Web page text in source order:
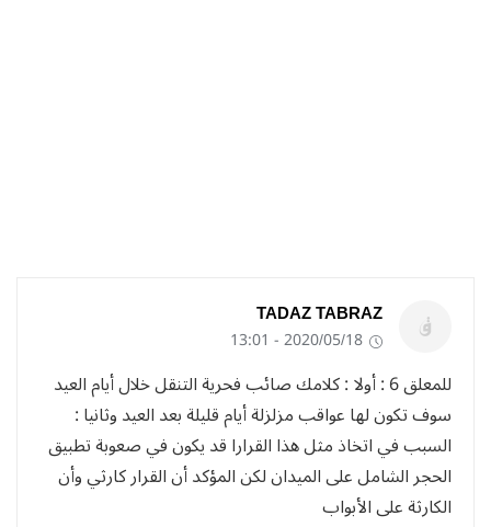
TADAZ TABRAZ
2020/05/18 - 13:01
للمعلق 6 : أولا : كلامك صائب فحرية التنقل خلال أيام العيد
سوف تكون لها عواقب مزلزلة أيام قليلة بعد العيد وثانيا :
السبب في اتخاذ مثل هذا القرارا قد يكون في صعوبة تطبيق
الحجر الشامل على الميدان لكن المؤكد أن القرار كارثي وأن
الكارثة على الأبواب